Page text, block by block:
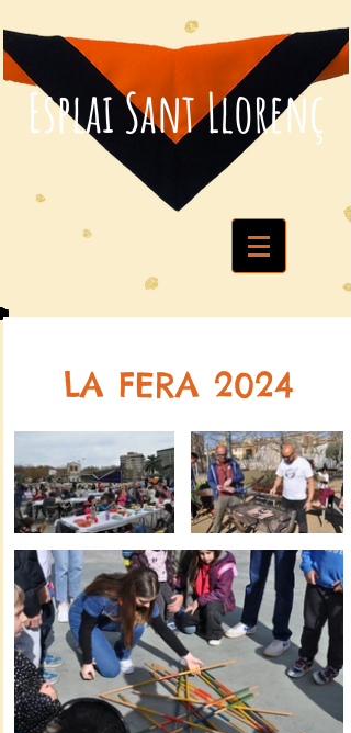
Esplai Sant Llorenç
LA FERA 2024